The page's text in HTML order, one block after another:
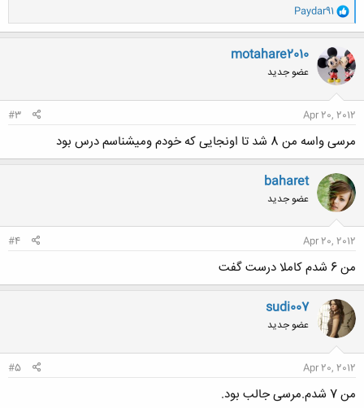
و
ا
ک
ن
ش
ه
ا
Paydar91
motahare2010
عضو جدید
Apr 20, 2012
#3
مرسی واسه من 8 شد تا اونجایی که خودم ومیشناسم درس بود
baharet
عضو جدید
Apr 20, 2012
#4
من 6 شدم کاملا درست گفت
sudi007
عضو جدید
Apr 20, 2012
#5
من 7 شدم.مرسی جالب بود.